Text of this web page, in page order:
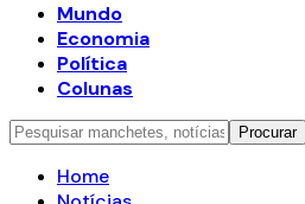
Mundo
Economia
Política
Colunas
Home